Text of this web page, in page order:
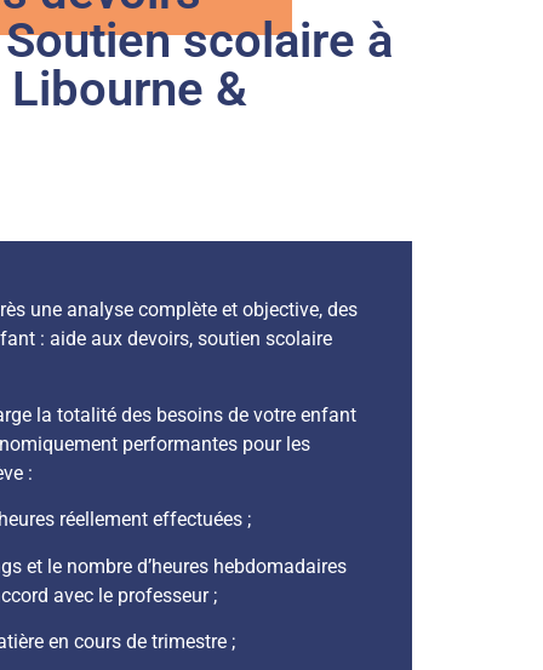
scolaire à
Libourne &
une analyse complète et objective, des
: aide aux devoirs, soutien scolaire
la totalité des besoins de votre enfant
performantes pour les
:
réellement effectuées ;
et le nombre d’heures hebdomadaires
avec le professeur ;
en cours de trimestre ;